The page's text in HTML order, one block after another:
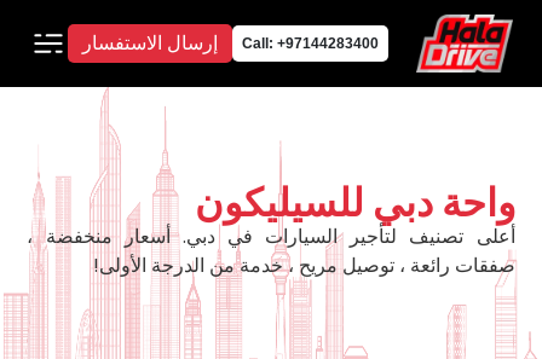
Call: +97144283400 إرسال الاستفسار
واحة دبي للسيليكون
أعلى تصنيف لتأجير السيارات في دبي. أسعار منخفضة ،
صفقات رائعة ، توصيل مريح ، خدمة من الدرجة الأولى!